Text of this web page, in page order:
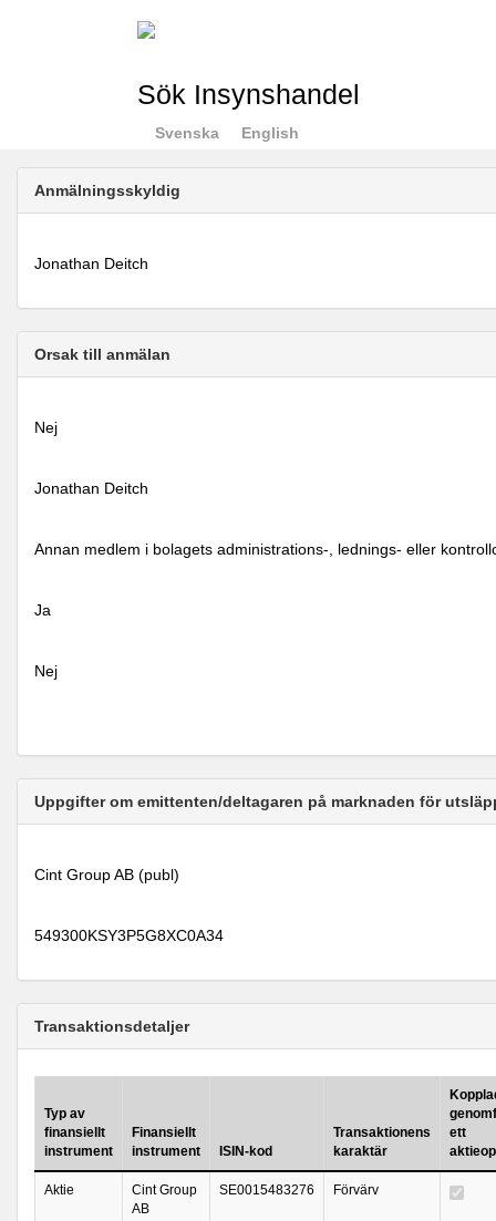
Sök Insynshandel
Svenska English
Anmälningsskyldig
Jonathan Deitch
Orsak till anmälan
Nej
Jonathan Deitch
Annan medlem i bolagets administrations-, lednings- eller
Ja
Nej
Uppgifter om emittenten/deltagaren på marknaden för
Cint Group AB (publ)
549300KSY3P5G8XC0A34
Transaktionsdetaljer
Typ av
finansiellt
instrument
Finansiellt
instrument
ISIN-kod
Transaktionens
karaktär
ett
Aktie
Cint Group
AB
SE0015483276 Förvärv